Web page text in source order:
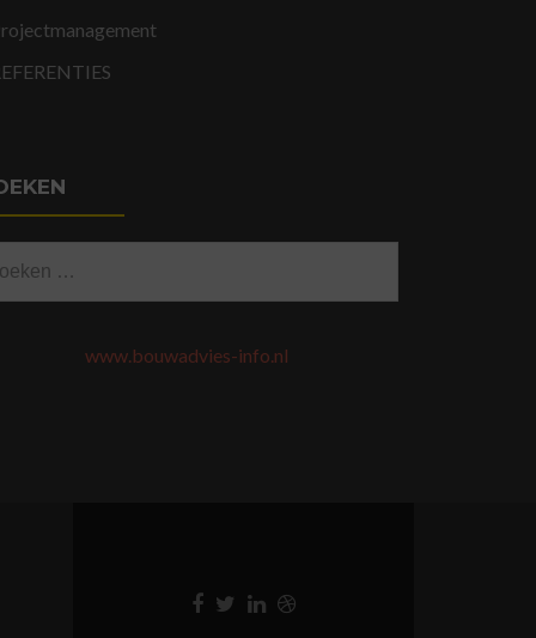
www.bouwadvies-info.nl